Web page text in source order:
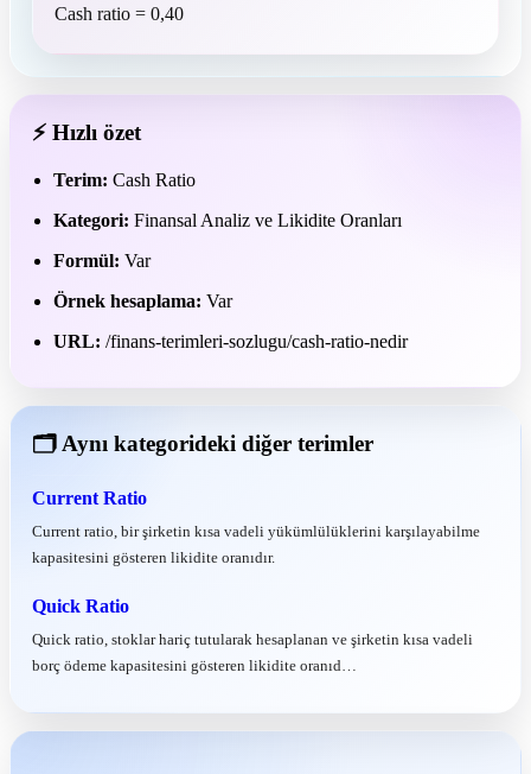
Cash ratio = 0,40
⚡ Hızlı özet
Terim: Cash Ratio
Kategori: Finansal Analiz ve Likidite Oranları
Formül: Var
Örnek hesaplama: Var
URL: /finans-terimleri-sozlugu/cash-ratio-nedir
🗂 Aynı kategorideki diğer terimler
Current Ratio
Current ratio, bir şirketin kısa vadeli yükümlülüklerini karşılayabilme
kapasitesini gösteren likidite oranıdır.
Quick Ratio
Quick ratio, stoklar hariç tutularak hesaplanan ve şirketin kısa vadeli
borç ödeme kapasitesini gösteren likidite oranıd…